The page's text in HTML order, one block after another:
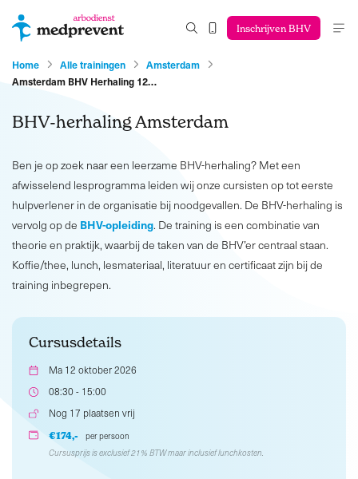
Inschrijven BHV
Home Alle trainingen
Amsterdam
Amsterdam BHV Herhaling 12…
BHV-herhaling Amsterdam
Ben je op zoek naar een leerzame BHV-herhaling? Met een
afwisselend lesprogramma leiden wij onze cursisten op tot eerste
hulpverlener in de organisatie bij noodgevallen. De BHV-herhaling is
vervolg op de BHV-opleiding. De training is een combinatie van
theorie en praktijk, waarbij de taken van de BHV’er centraal staan.
Koffie/thee, lunch, lesmateriaal, literatuur en certificaat zijn bij de
training inbegrepen.
Cursusdetails
Ma 12 oktober 2026
08:30 - 15:00
Nog 17 plaatsen vrij
€174,-
per persoon
Cursusprijs is exclusief 21% BTW maar inclusief lunchkosten.